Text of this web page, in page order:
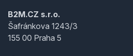
B2M.CZ s.r.o.
Šafránkova 1243/3
155 00 Praha 5